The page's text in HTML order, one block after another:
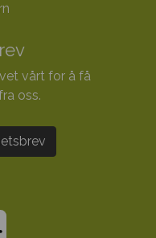
vårt for å få
oss.